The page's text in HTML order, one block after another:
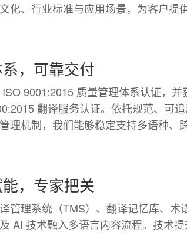
化、行业标准与应用场景，为客户提
，可靠交付
9001:2015 质量管理体系认证，并
翻译服务认证。依托规范、可
理机制，我们能够稳定支持多语种、
，专家把关
管理系统（TMS）、翻译记忆库、术
AI 技术融入多语言内容流程。技术